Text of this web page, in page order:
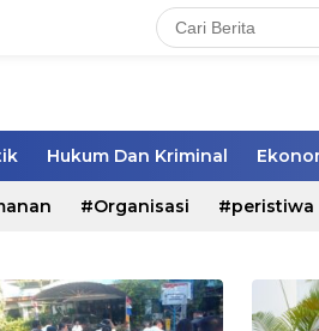
Hukum Dan Kriminal
#Organisasi #peristiwa